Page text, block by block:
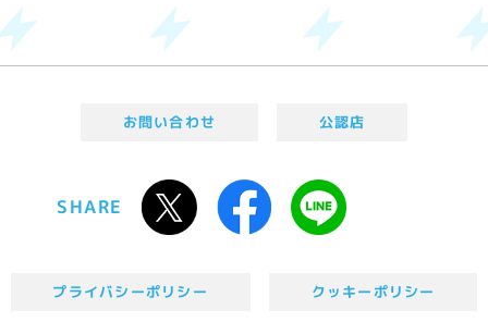
お問い合わせ 公認店
SHARE
プライバシーポリシー クッキーポリシー